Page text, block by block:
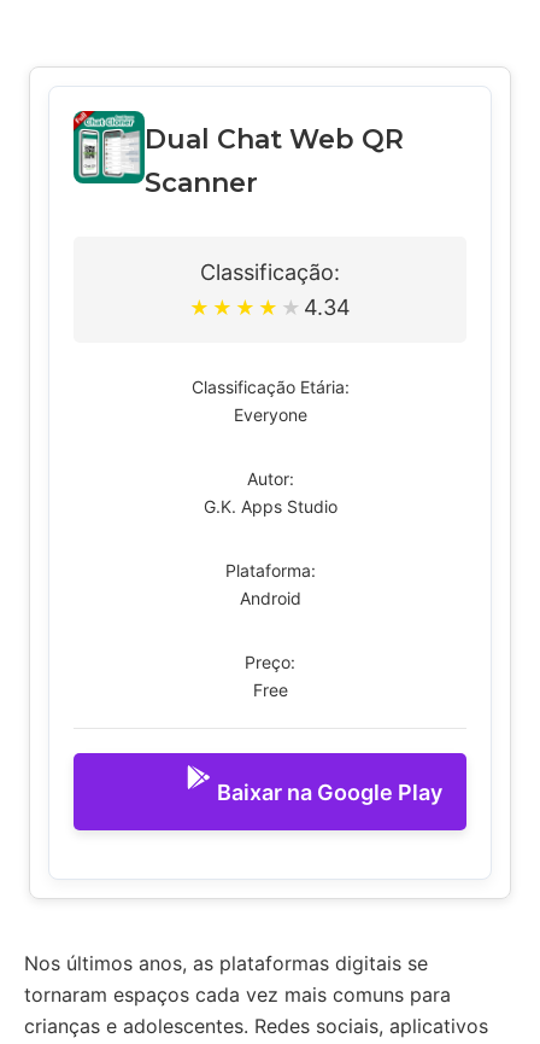
Dual Chat Web QR
Scanner
Classificação:
★ ★ ★ ★ ★ 4.34
Classificação Etária:
Everyone
Autor:
G.K. Apps Studio
Plataforma:
Android
Preço:
Free
Baixar na Google Play
Nos últimos anos, as plataformas digitais se
tornaram espaços cada vez mais comuns para
crianças e adolescentes. Redes sociais, aplicativos